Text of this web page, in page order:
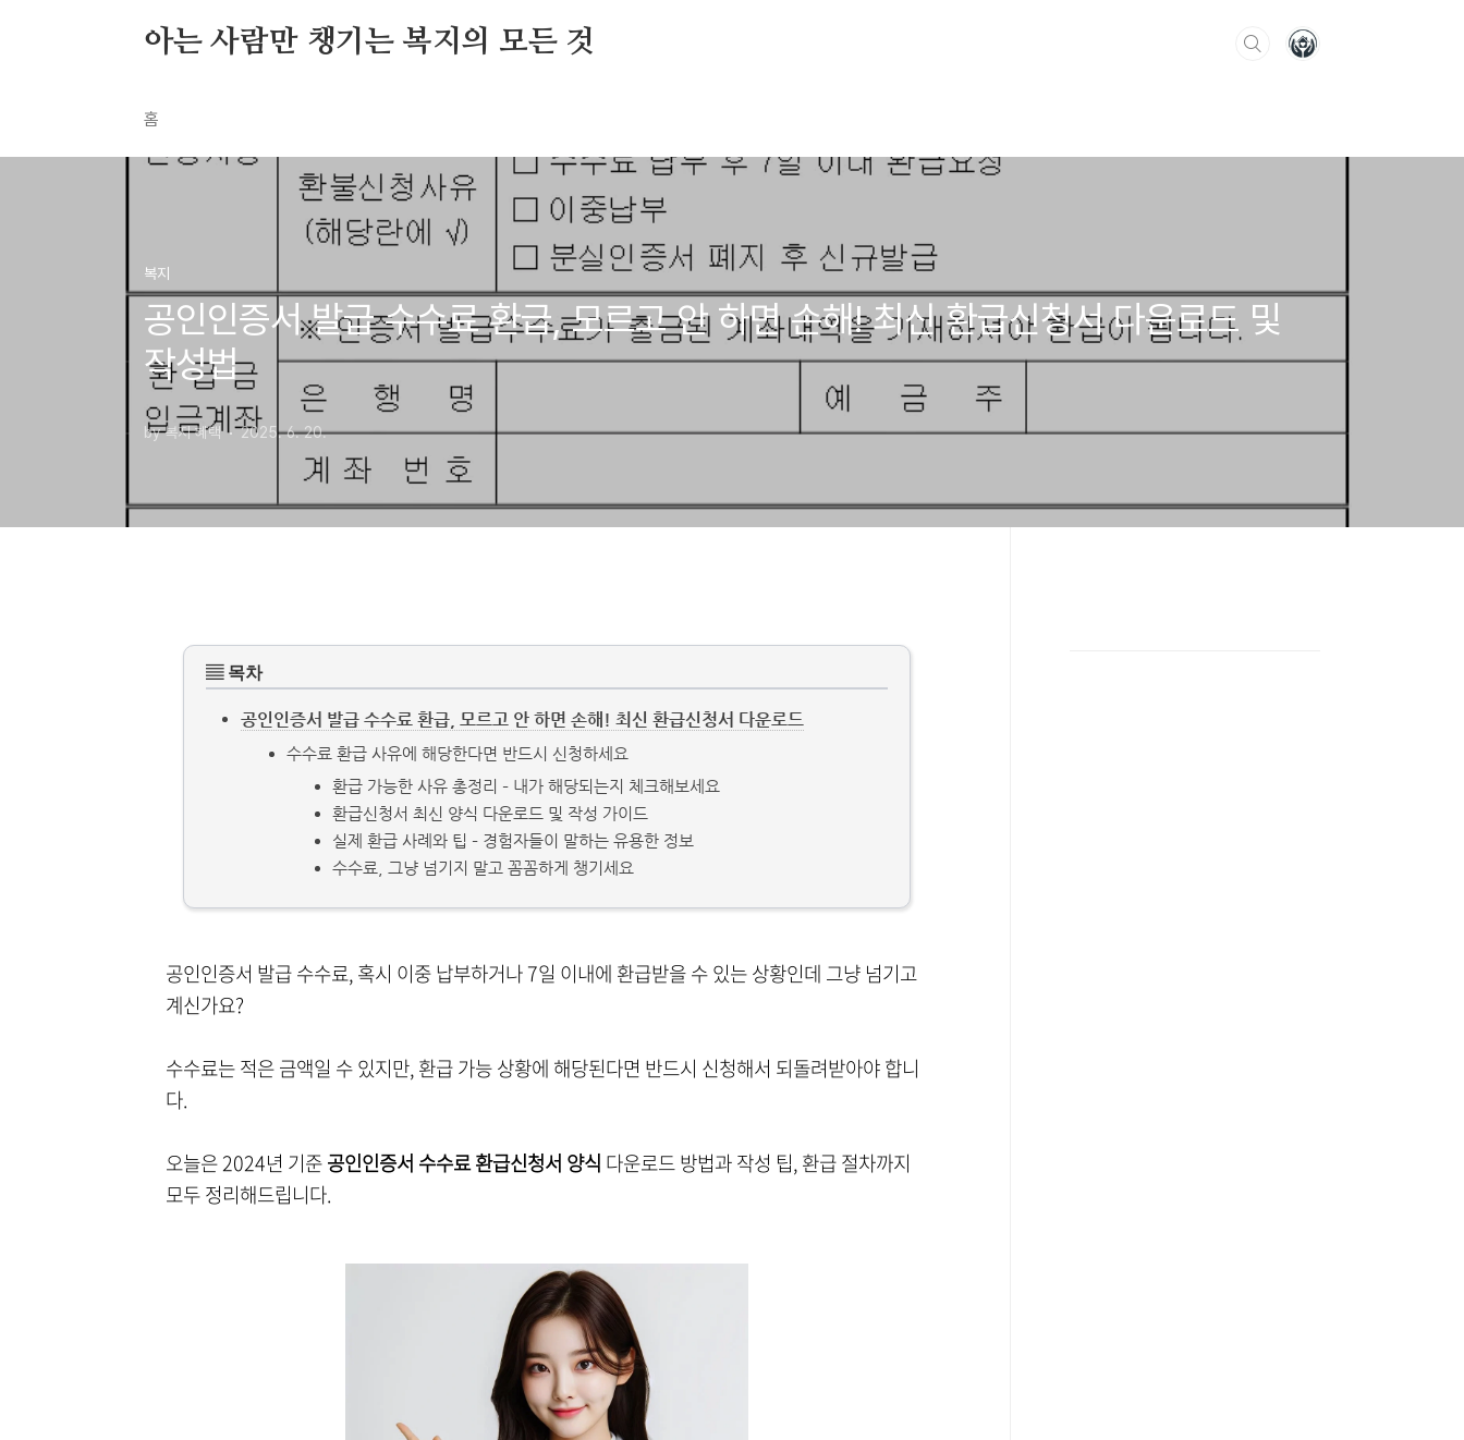
아는 사람만 챙기는 복지의 모든 것
홈
복지
공인인증서 발급 수수료 환급, 모르고 안 하면 손해! 최신 환급신청서 다운로드 및
작성법
by 복지 혜택 2025. 6. 20.
▤ 목차
공인인증서 발급 수수료 환급, 모르고 안 하면 손해! 최신 환급신청서 다운로드
수수료 환급 사유에 해당한다면 반드시 신청하세요
환급 가능한 사유 총정리 – 내가 해당되는지 체크해보세요
환급신청서 최신 양식 다운로드 및 작성 가이드
실제 환급 사례와 팁 – 경험자들이 말하는 유용한 정보
수수료, 그냥 넘기지 말고 꼼꼼하게 챙기세요
공인인증서 발급 수수료, 혹시 이중 납부하거나 7일 이내에 환급받을 수 있는 상황인데 그냥 넘기고
계신가요?
수수료는 적은 금액일 수 있지만, 환급 가능 상황에 해당된다면 반드시 신청해서 되돌려받아야 합니
다.
오늘은 2024년 기준공인인증서 수수료 환급신청서 양식 다운로드 방법과 작성 팁, 환급 절차까지
모두 정리해드립니다.